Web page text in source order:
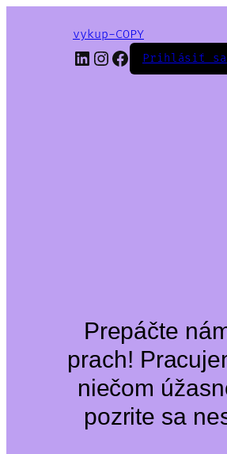
vykup-COPY
LinkedIn
Instagram
Facebook
Prihlásiť sa
Prepáčte
prach!
niečom
pozrite sa